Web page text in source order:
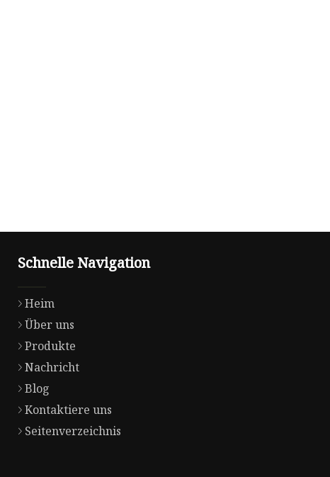
Schnelle Navigation
Heim
Über uns
Produkte
Nachricht
Blog
Kontaktiere uns
Seitenverzeichnis